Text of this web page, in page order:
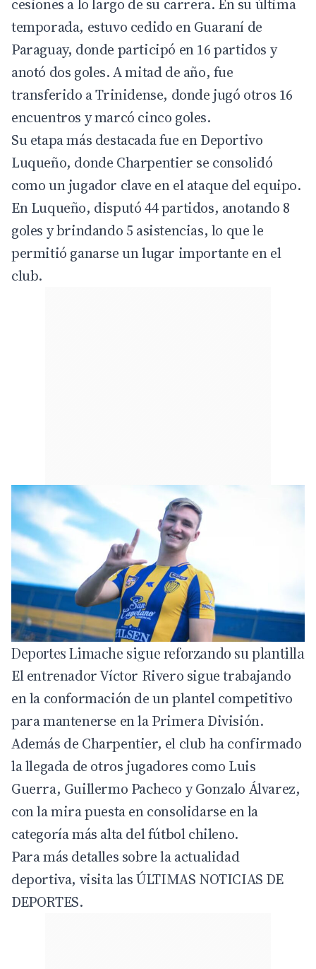
cesiones a lo largo de su carrera. En su última
temporada, estuvo cedido en Guaraní de
Paraguay, donde participó en 16 partidos y
anotó dos goles. A mitad de año, fue
transferido a Trinidense, donde jugó otros 16
encuentros y marcó cinco goles.
Su etapa más destacada fue en Deportivo
Luqueño, donde Charpentier se consolidó
como un jugador clave en el ataque del equipo.
En Luqueño, disputó 44 partidos, anotando 8
goles y brindando 5 asistencias, lo que le
permitió ganarse un lugar importante en el
club.
Deportes Limache sigue reforzando su plantilla
El entrenador Víctor Rivero sigue trabajando
en la conformación de un plantel competitivo
para mantenerse en la Primera División.
Además de Charpentier, el club ha confirmado
la llegada de otros jugadores como Luis
Guerra, Guillermo Pacheco y Gonzalo Álvarez,
con la mira puesta en consolidarse en la
categoría más alta del fútbol chileno.
Para más detalles sobre la actualidad
deportiva, visita lasÚLTIMAS NOTICIAS DE
DEPORTES.